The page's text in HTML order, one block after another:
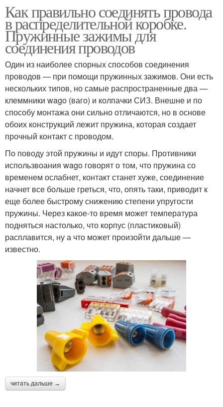
Как правильно соединять провода
в распределительной коробке.
Пружинные зажимы для
соединения проводов
Один из наиболее спорных способов соединения
проводов — при помощи пружинных зажимов. Они есть
нескольких типов, но самые распространенные два —
клеммники wago (ваго) и колпачки СИЗ. Внешне и по
способу монтажа они сильно отличаются, но в основе
обоих конструкций лежит пружина, которая создает
прочный контакт с проводом.
По поводу этой пружины и идут споры. Противники
использвоания wago говорят о том, что пружина со
временем ослабнет, контакт станет хуже, соединение
начнет все больше греться, что, опять таки, приводит к
еще более быстрому снижению степени упругости
пружины. Через какое-то время может температура
подняться настолько, что корпус (пластиковый)
расплавится, ну а что может произойти дальше —
известно.
читать дальше →